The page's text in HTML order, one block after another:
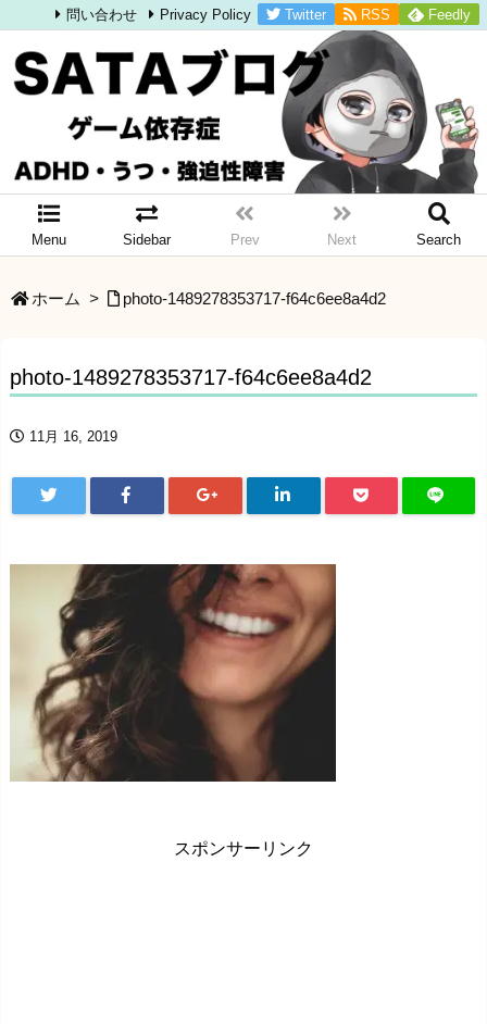
Menu Sidebar Prev Next Search
問い合わせ Privacy Policy Twitter RSS Feedly
ホーム > photo-1489278353717-f64c6ee8a4d2
photo-1489278353717-f64c6ee8a4d2
11月 16, 2019
スポンサーリンク